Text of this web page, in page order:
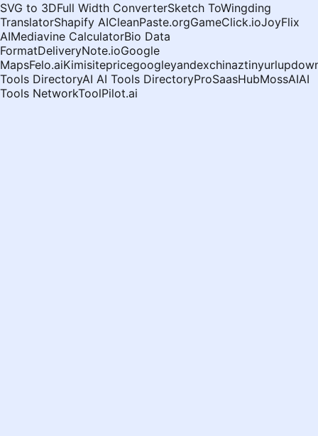
SVG to 3DFull Width ConverterSketch ToWingding
TranslatorShapify AICleanPaste.orgGameClick.ioJoyFlix
AIMediavine CalculatorBio Data
FormatDeliveryNote.ioGoogle
MapsFelo.aiKimisitepricegoogleyandexchinaztinyurl
Tools DirectoryAI AI Tools DirectoryProSaasHubMossAIAI
Tools NetworkToolPilot.ai